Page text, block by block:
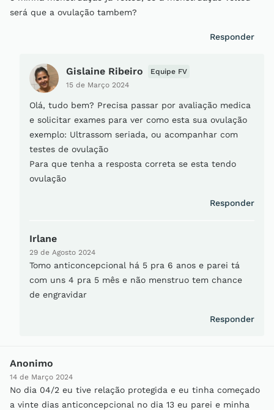
será que a ovulação tambem?
Responder
Gislaine Ribeiro
15 de Março 2024
Equipe FV
Olá, tudo bem? Precisa passar por avaliação medica
e solicitar exames para ver como esta sua ovulação
exemplo: Ultrassom seriada, ou acompanhar com
testes de ovulação
Para que tenha a resposta correta se esta tendo
ovulação
Responder
Irlane
29 de Agosto 2024
Tomo anticoncepcional há 5 pra 6 anos e parei tá
com uns 4 pra 5 mês e não menstruo tem chance
de engravidar
Responder
Anonimo
14 de Março 2024
No dia 04/2 eu tive relação protegida e eu tinha começado
a vinte dias anticoncepcional no dia 13 eu parei e minha